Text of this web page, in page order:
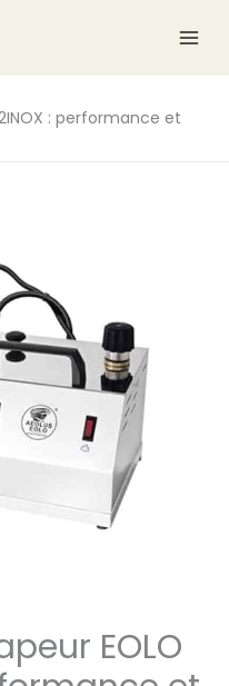
: performance et
EOLO